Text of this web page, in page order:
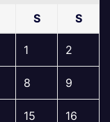
S S
1 2
8 9
15 16